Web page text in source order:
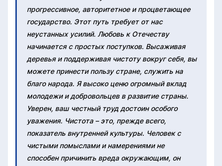
прогрессивное, авторитетное и процветающее
государство. Этот путь требует от нас
неустанных усилий. Любовь к Отечеству
начинается с простых поступков. Высаживая
деревья и поддерживая чистоту вокруг себя, вы
можете принести пользу стране, служить на
благо народа. Я высоко ценю огромный вклад
молодежи и добровольцев в развитие страны.
Уверен, ваш честный труд достоин особого
уважения. Чистота – это, прежде всего,
показатель внутренней культуры. Человек с
чистыми помыслами и намерениями не
способен причинить вреда окружающим, он